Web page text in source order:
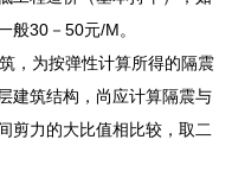
般30－50元/M。
，为按弹性计算所得的隔震
建筑结构，尚应计算隔震与
剪力的大比值相比较，取二